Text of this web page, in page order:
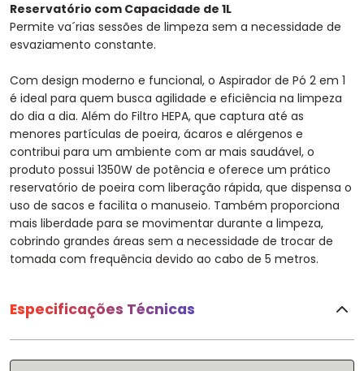
Reservatório com Capacidade de 1L
Permite va´rias sessões de limpeza sem a necessidade de
esvaziamento constante.
Com design moderno e funcional, o Aspirador de Pó 2 em 1
é ideal para quem busca agilidade e eficiência na limpeza
do dia a dia. Além do Filtro HEPA, que captura até as
menores partículas de poeira, ácaros e alérgenos e
contribui para um ambiente com ar mais saudável, o
produto possui 1350W de potência e oferece um prático
reservatório de poeira com liberação rápida, que dispensa o
uso de sacos e facilita o manuseio. Também proporciona
mais liberdade para se movimentar durante a limpeza,
cobrindo grandes áreas sem a necessidade de trocar de
tomada com frequência devido ao cabo de 5 metros.
Especificações Técnicas